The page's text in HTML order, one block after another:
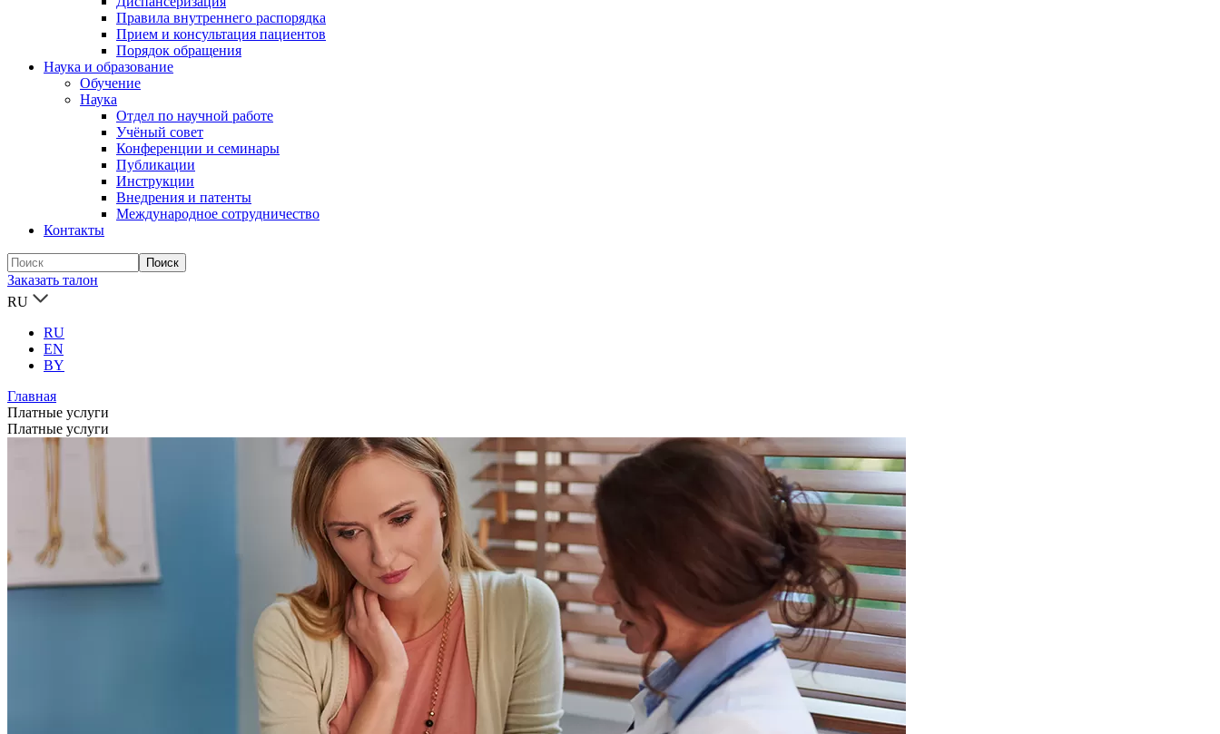
Правила внутреннего распорядка
Прием и консультация пациентов
Порядок обращения
Наука и образование
Обучение
Наука
Отдел по научной работе
Учёный совет
Конференции и семинары
Публикации
Инструкции
Внедрения и патенты
Международное сотрудничество
Контакты
Заказать талон
RU
RU
EN
BY
Главная
Платные услуги
Платные услуги